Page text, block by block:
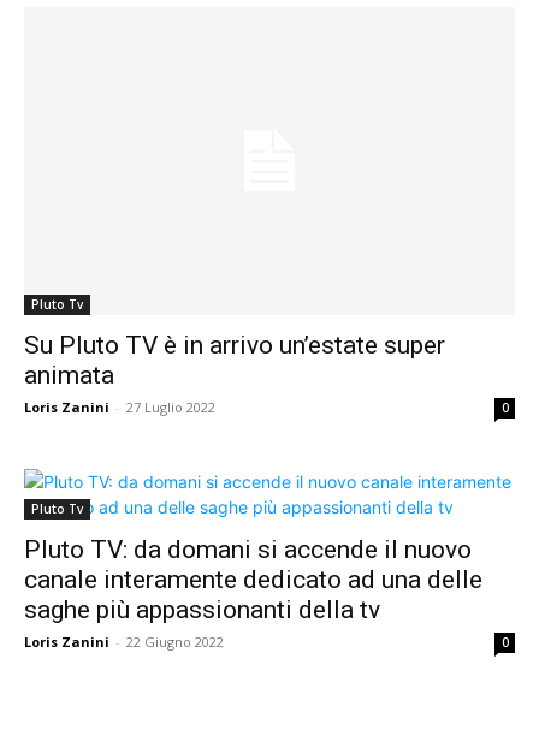
Pluto Tv
Su Pluto TV è in arrivo un’estate super
animata
Loris Zanini - 27 Luglio 2022 0
Pluto Tv
Pluto TV: da domani si accende il nuovo
canale interamente dedicato ad una delle
saghe più appassionanti della tv
Loris Zanini - 22 Giugno 2022 0